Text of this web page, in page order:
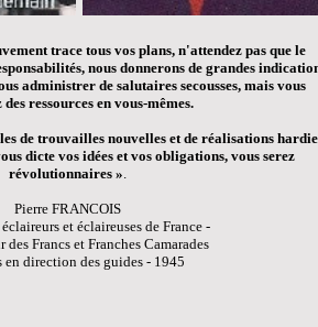
trace tous vos plans, n'attendez pas que le
nous donnerons de grandes
administrer de salutaires secousses, mais vous
ressources en vous-mêmes.
de trouvailles nouvelles et de réalisations
dicte vos idées et vos obligations, vous serez
révolutionnaires ».
Pierre FRANCOIS
et éclaireuses de France -
des Francs et Franches Camarades
en direction des guides - 1945